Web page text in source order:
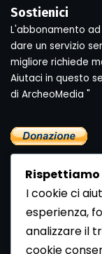
Sostienici
L'abbonamento
dare un servizio
migliore richiede
Aiutaci in questo
di ArcheoMedia "
Newsletter
I cookie ci
esperienza,
analizzare il
cookie